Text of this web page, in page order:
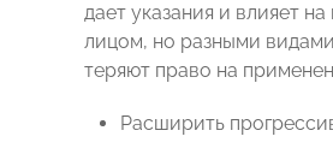
дает указания и влияет
лицом, но разными
теряют право на
Расширить